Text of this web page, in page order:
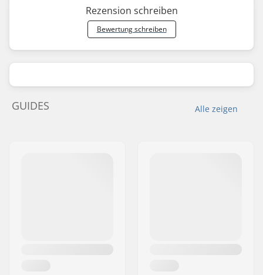
Rezension schreiben
Bewertung schreiben
Alle zeigen
GUIDES